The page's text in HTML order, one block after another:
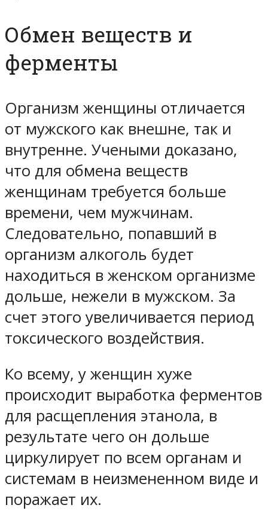
Обмен веществ и
ферменты
Организм женщины отличается
от мужского как внешне, так и
внутренне. Учеными доказано,
что для обмена веществ
женщинам требуется больше
времени, чем мужчинам.
Следовательно, попавший в
организм алкоголь будет
находиться в женском организме
дольше, нежели в мужском. За
счет этого увеличивается период
токсического воздействия.
Ко всему, у женщин хуже
происходит выработка ферментов
для расщепления этанола, в
результате чего он дольше
циркулирует по всем органам и
системам в неизмененном виде и
поражает их.